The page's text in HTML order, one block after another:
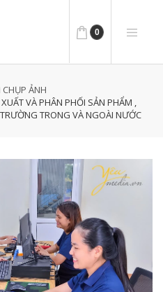
0
ẢNH
VÀ PHÂN PHỐI SẢN PHẨM ,
TRONG VÀ NGOÀI NƯỚC